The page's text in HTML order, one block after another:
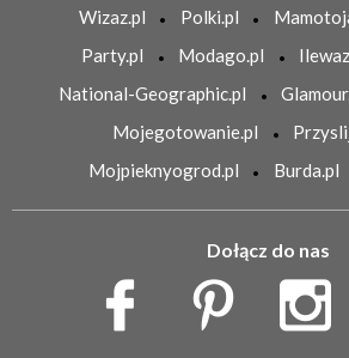
Wizaz.pl Polki.pl
Party.pl
Modago.pl
National-Geographic.pl
Mojegotowanie.pl
Mojpieknyogrod.pl
Burda.pl
Dołącz do nas